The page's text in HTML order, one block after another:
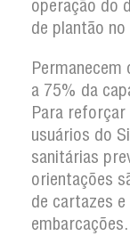
operação do
de plantão
a 75% da
Para
usuários do
sanitárias
orientações
de cartazes
embarcações.